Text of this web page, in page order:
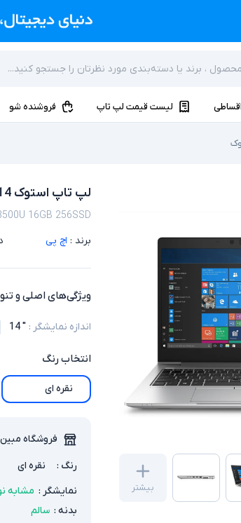
لیست قیمت لپ تاپ فروشنده شو
بیشتر
لپ تاپ استوک 14 اینچی اچ پی مدل HP EliteBook 745 G6 R5 PRO 3500U 16GB 256SSD
16GB 256SSD
برند : اچ پی
ویژگی‌های اصلی و
اندازه نمایشگر :
" 14
انتخابرنگ
نقره ای
فروشگاه
رنگ :
نقره ای
نمایشگر : مشابه
بدنه : سالم